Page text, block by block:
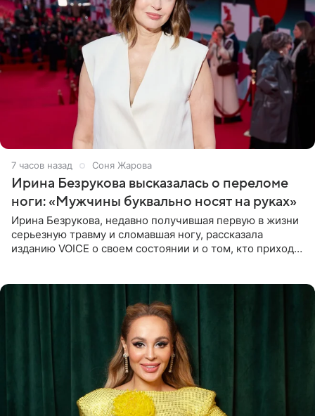
7 часов назад Соня Жарова
Ирина Безрукова высказалась о переломе
ноги: «Мужчины буквально носят на руках»
Ирина Безрукова, недавно получившая первую в жизни
серьезную травму и сломавшая ногу, рассказала
изданию VOICE о своем состоянии и о том, кто приходит